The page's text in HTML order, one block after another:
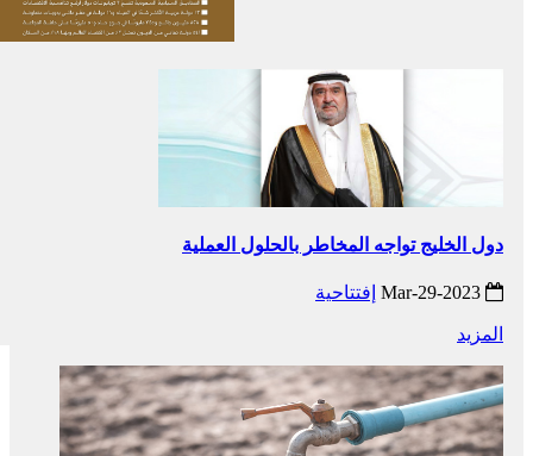
دول الخليج تواجه المخاطر بالحلول العملية
إفتتاحية
المزيد